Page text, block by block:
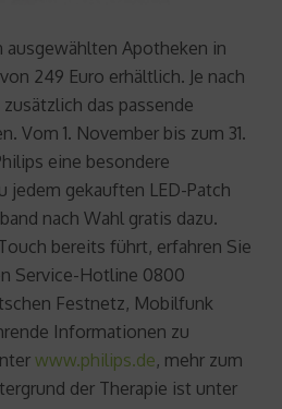
Apotheken in
249 Euro erhältlich. Je nach
das passende
Vom 1. November bis zum 31.
eine besondere
jedem gekauften LED-Patch
nach Wahl gratis dazu.
bereits führt, erfahren Sie
Service-Hotline 0800
Festnetz, Mobilfunk
Informationen zu
www.philips.de, mehr zum
der Therapie ist unter